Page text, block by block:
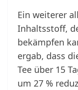
Ein weiterer
Inhaltsstoff,
bekämpfen
ergab, dass
Tee über 15
um 27 %